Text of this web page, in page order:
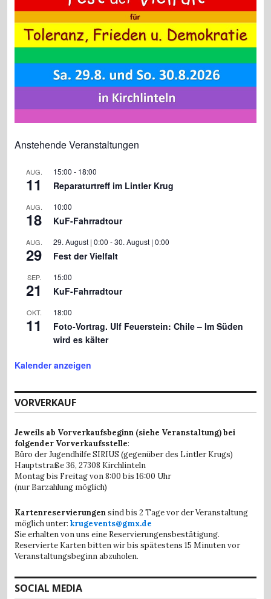
o
k
p
Anstehende Veranstaltungen
AUG.
11
15:00 - 18:00
Reparaturtreff im Lintler Krug
AUG.
18
10:00
KuF-Fahrradtour
AUG.
29
29. August | 0:00 -30. August | 0:00
Fest der Vielfalt
SEP.
21
15:00
KuF-Fahrradtour
OKT.
11
18:00
Foto-Vortrag. Ulf Feuerstein: Chile – Im Süden
wird es kälter
Kalender anzeigen
VORVERKAUF
Jeweils ab Vorverkaufsbeginn (siehe Veranstaltung) bei
folgender Vorverkaufsstelle:
Büro der Jugendhilfe SIRIUS (gegenüber des Lintler Krugs)
Hauptstraße 36, 27308 Kirchlinteln
Montag bis Freitag von 8:00 bis 16:00 Uhr
(nur Barzahlung möglich)
Kartenreservierungensind bis 2 Tage vor der Veranstaltung
möglich unter: krugevents@gmx.de
Sie erhalten von uns eine Reservierungensbestätigung.
Reservierte Karten bitten wir bis spätestens 15 Minuten vor
Veranstaltungsbeginn abzuholen.
SOCIAL MEDIA